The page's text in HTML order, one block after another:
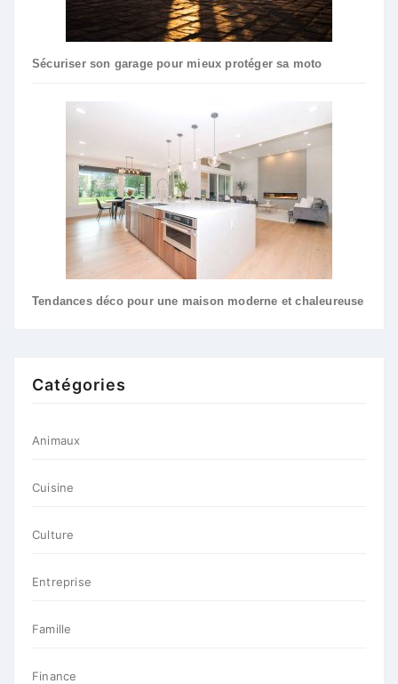
Sécuriser son garage pour mieux protéger sa moto
Tendances déco pour une maison moderne et chaleureuse
Catégories
Animaux
Cuisine
Culture
Entreprise
Famille
Finance